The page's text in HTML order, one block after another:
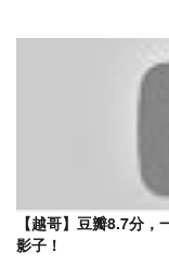
【越哥】豆瓣8.7分
影子！